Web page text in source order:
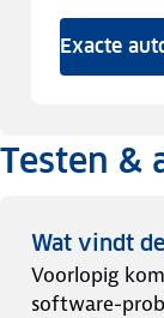
Exacte
Testen &
Wat vindt
Voorlopig
software-